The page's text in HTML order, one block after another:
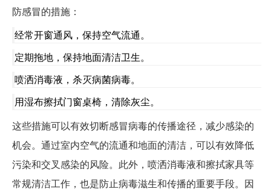
防感冒的措施：
经常开窗通风，保持空气流通。
定期拖地，保持地面清洁卫生。
喷洒消毒液，杀灭病菌病毒。
用湿布擦拭门窗桌椅，清除灰尘。
这些措施可以有效切断感冒病毒的传播途径，减少感染的
机会。通过室内空气的流通和地面的清洁，可以有效降低
污染和交叉感染的风险。此外，喷洒消毒液和擦拭家具等
常规清洁工作，也是防止病毒滋生和传播的重要手段。因